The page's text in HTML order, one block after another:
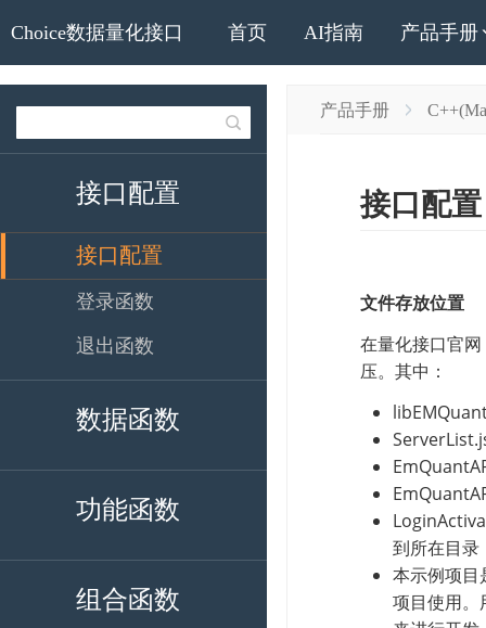
Choice数据量化接口 首页 AI指南 产品手册
接口配置
接口配置
登录函数
退出函数
数据函数
功能函数
组合函数
产品手册